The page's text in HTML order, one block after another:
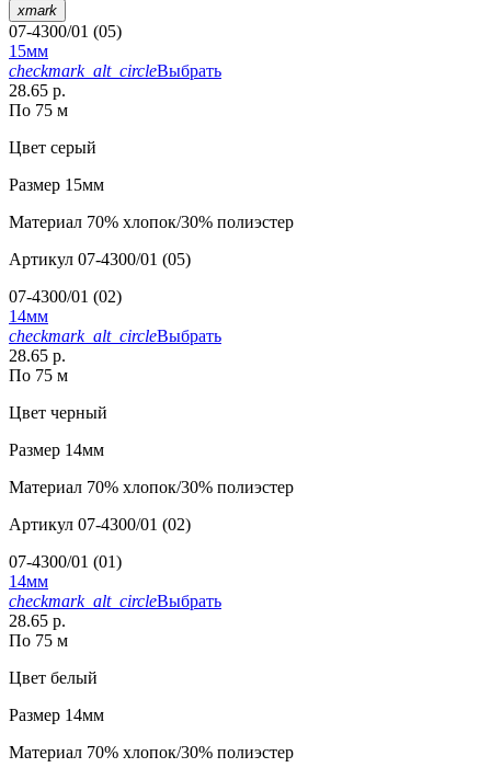
xmark
07-4300/01 (05)
15мм
checkmark_alt_circleВыбрать
28.65 р.
По 75 м
Цвет серый
Размер 15мм
Материал 70% хлопок/30% полиэстер
Артикул 07-4300/01 (05)
07-4300/01 (02)
14мм
checkmark_alt_circleВыбрать
28.65 р.
По 75 м
Цвет черный
Размер 14мм
Материал 70% хлопок/30% полиэстер
Артикул 07-4300/01 (02)
07-4300/01 (01)
14мм
checkmark_alt_circleВыбрать
28.65 р.
По 75 м
Цвет белый
Размер 14мм
Материал 70% хлопок/30% полиэстер